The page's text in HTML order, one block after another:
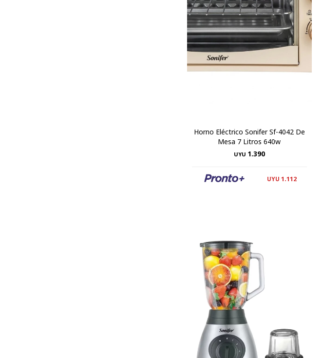
Horno Eléctrico Sonifer Sf-4042 De
Mesa 7 Litros 640w
UYU 1.390
UYU 1.112